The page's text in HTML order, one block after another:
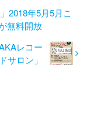
2018年5月5月こ
無料開放
レコー
ドサロン」